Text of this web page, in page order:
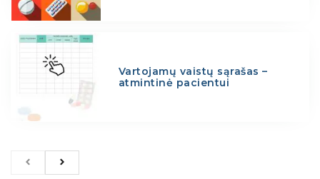
Vartojamų vaistų sąrašas –
atmintinė pacientui